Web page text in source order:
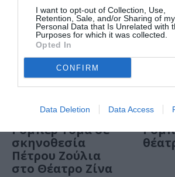
I want to opt-out of Collection, Use,
Retention, Sale, and/or Sharing of my
Personal Data that Is Unrelated with
Purposes for which it was collected.
Opted In
CONFIRM
Data Deletion Data Access
ΑΠΟ: 13/10/2021 ΕΩΣ:
12/12/2021
Η Παγίδα, του
Ρομπέρ Τομά σε
σκηνοθεσία
Πέτρου Ζούλια
στο Θέατρο Ζίνα
ΑΠΟ:
Η